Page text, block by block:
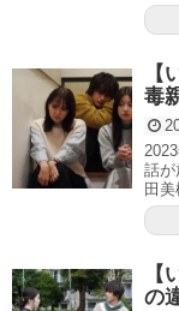
毒
話が
田
の